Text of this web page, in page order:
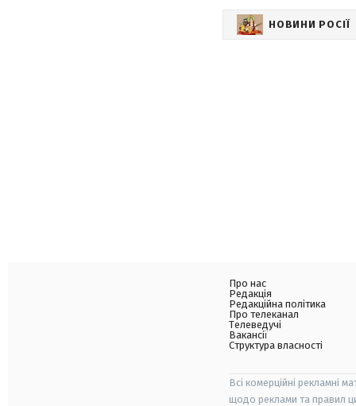
НОВИНИ РОСІЇ
Про нас
Редакція
Редакційна політика
Про телеканал
Телеведучі
Вакансії
Структура власності
Всі комерційні рекламні
щодо реклами та правил